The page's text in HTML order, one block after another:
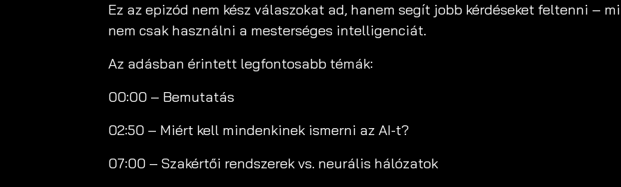
Ez az epizód nem kész válaszokat ad, hanem segít jobb kérdéseket feltenni –
nem csak használni a mesterséges intelligenciát.
Az adásban érintett legfontosabb témák:
00:00 – Bemutatás
02:50 – Miért kell mindenkinek ismerni az AI-t?
07:00 – Szakértői rendszerek vs. neurális hálózatok